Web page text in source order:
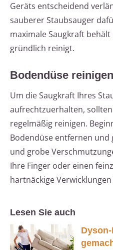
Geräts entscheidend
sauberer Staubsauger
maximale Saugkraft
gründlich reinigt.
Bodendüse reinigen
Um die Saugkraft Ihres
aufrechtzuerhalten,
regelmäßig reinigen.
Bodendüse entfernen und
und grobe
Ihre Finger oder einen
hartnäckige
Lesen Sie auch